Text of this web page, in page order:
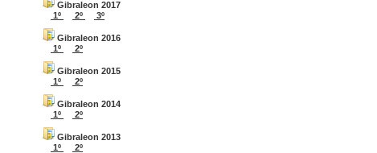
Gibraleon 2017
1º
2º 3º
Gibraleon 2016
1º
2º
Gibraleon 2015
1º
2º
Gibraleon 2014
1º
2º
Gibraleon 2013
1º
2º